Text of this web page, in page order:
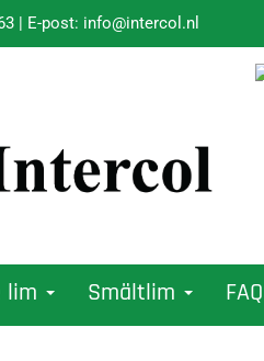
| E-post: info@intercol.nl
lim Smältlim FAQ